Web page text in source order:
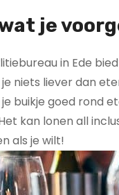
je
in Ede
niets liever dan
buikje goed rond
kan lonen all
als je wilt!